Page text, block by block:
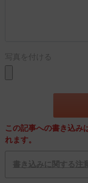
写真を付ける
この記事への書き込み
れます。
書き込みに関する注